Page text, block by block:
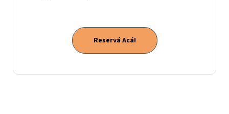
Reservá Acá!